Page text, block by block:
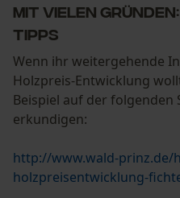
mit vielen
Tipps
Wenn ihr weitergehende
Holzpreis-Entwicklung
Beispiel auf der folgenden
erkundigen:
http://www.wald-prinz.de/
holzpreisentwicklung-
Geo-IP